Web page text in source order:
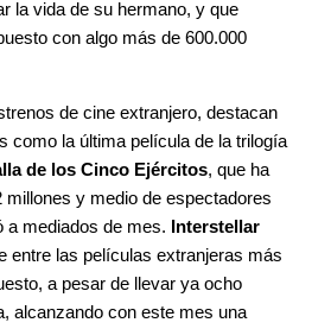
la vida de su hermano, y que
con algo más de 600.000
de cine extranjero, destacan
como la última película de la trilogía
de los Cinco Ejércitos, que ha
y medio de espectadores
a mediados de mes. Interstellar
entre las películas extranjeras más
a pesar de llevar ya ocho
alcanzando con este mes una